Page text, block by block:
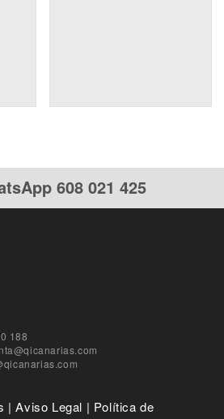
608 021 425
188
|Aviso Legal | Política de